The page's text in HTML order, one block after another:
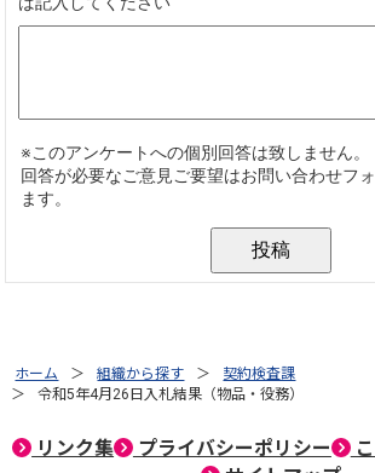
ホーム 組織から探す
契約検査課
令和5年4月26日入札結果（物品・役務）
リンク集 プライバシーポリシー
こ